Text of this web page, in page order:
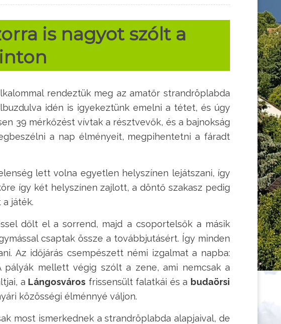
is nagyot szólt a
rendeztük meg az amatőr strandröplabda
idén is igyekeztünk emelni a tétet, és úgy
39 mérkőzést vívtak a résztvevők, és a bajnokság
a nap élményeit, megpihentetni a fáradt
lett volna egyetlen helyszínen lejátszani, így
így két helyszínen zajlott, a döntő szakasz pedig
játék.
dőlt el a sorrend, majd a csoportelsők a másik
csaptak össze a továbbjutásért. Így minden
Az időjárás csempészett némi izgalmat a napba:
pályák mellett végig szólt a zene, ami nemcsak a
a Lángosváros frissensült falatkái és a budaörsi
közösségi élménnyé váljon.
most ismerkednek a strandröplabda alapjaival, de